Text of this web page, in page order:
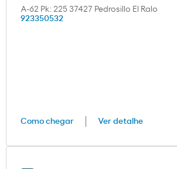
A-62 Pk: 225 37427 Pedrosillo El Ralo
923350532
Como chegar Ver detalhe